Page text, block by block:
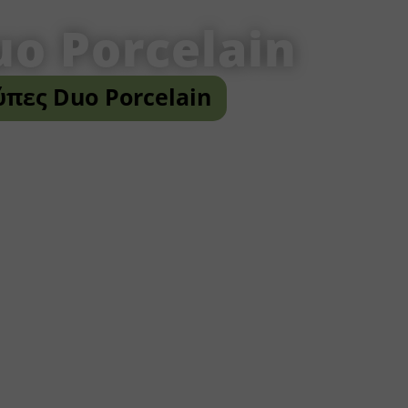
Porcelain
Duo Porcelain